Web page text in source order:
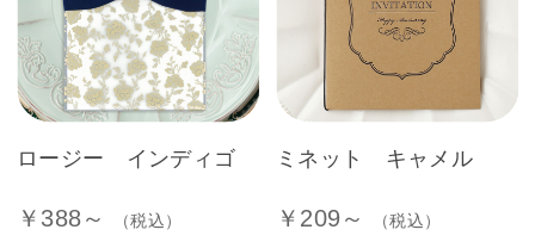
ロージー インディゴ
￥388～ （税込）
ミネット キャメル
￥209～ （税込）